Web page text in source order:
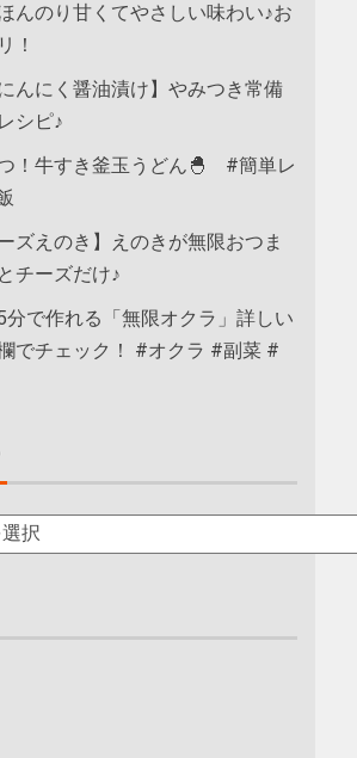
んのり甘くてやさしい味わい♪お
！
んにく醤油漬け】やみつき常備
シピ♪
！牛すき釜玉うどん🐣 #簡単レ
ズえのき】えのきが無限おつま
チーズだけ♪
分で作れる「無限オクラ」詳しい
でチェック！ #オクラ #副菜 #